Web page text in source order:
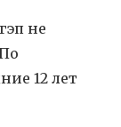
не
12 лет